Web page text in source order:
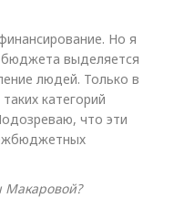
Но я
бюджета выделяется
людей. Только в
категорий
что эти